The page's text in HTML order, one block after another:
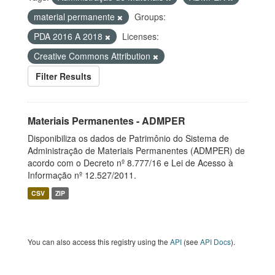
material permanente
Groups:
PDA 2016 A 2018
Licenses:
Creative Commons Attribution
Filter Results
Materiais Permanentes - ADMPER
Disponibiliza os dados de Patrimônio do Sistema de
Administração de Materiais Permanentes (ADMPER) de
acordo com o Decreto nº 8.777/16 e Lei de Acesso à
Informação nº 12.527/2011.
CSV ZIP
You can also access this registry using the API (see API Docs).